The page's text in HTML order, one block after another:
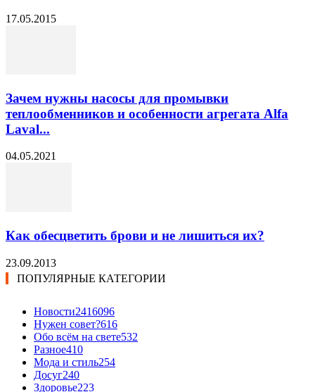
17.05.2015
Зачем нужны насосы для промывки
теплообменников и особенности агрегата Alfa
Laval...
04.05.2021
Как обесцветить брови и не лишиться их?
23.09.2013
ПОПУЛЯРНЫЕ КАТЕГОРИИ
Новости2416096
Нужен совет?616
Обо всём на свете532
Разное410
Мода и стиль254
Досуг240
Здоровье223